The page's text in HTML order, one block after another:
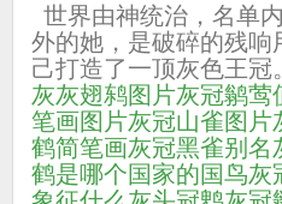
世界由神统治，名单
外的她，是破碎的残响
己打造了一顶灰色王冠。
灰灰翅鸫图片灰冠鹟莺
笔画图片灰冠山雀图片
鹤简笔画灰冠黑雀别名
鹤是哪个国家的国鸟灰